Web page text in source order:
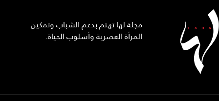
مجلة لها تهتم بدعم الشباب وتمكين
المرأة العصرية وأسلوب الحياة.